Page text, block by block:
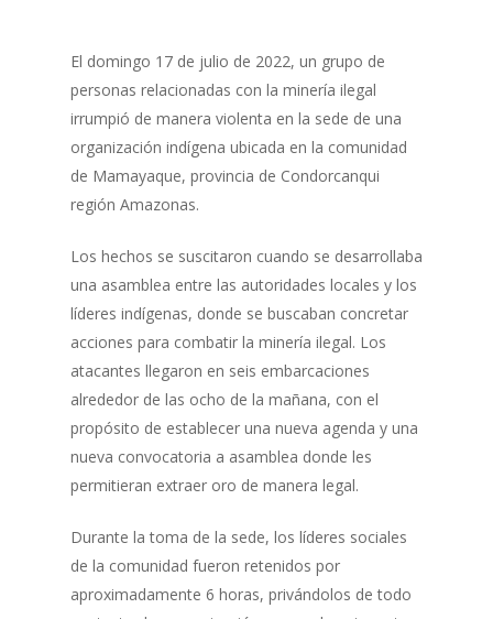
El domingo 17 de julio de 2022, un grupo de
personas relacionadas con la minería ilegal
irrumpió de manera violenta en la sede de una
organización indígena ubicada en la comunidad
de Mamayaque, provincia de Condorcanqui
región Amazonas.
Los hechos se suscitaron cuando se desarrollaba
una asamblea entre las autoridades locales y los
líderes indígenas, donde se buscaban concretar
acciones para combatir la minería ilegal. Los
atacantes llegaron en seis embarcaciones
alrededor de las ocho de la mañana, con el
propósito de establecer una nueva agenda y una
nueva convocatoria a asamblea donde les
permitieran extraer oro de manera legal.
Durante la toma de la sede, los líderes sociales
de la comunidad fueron retenidos por
aproximadamente 6 horas, privándolos de todo